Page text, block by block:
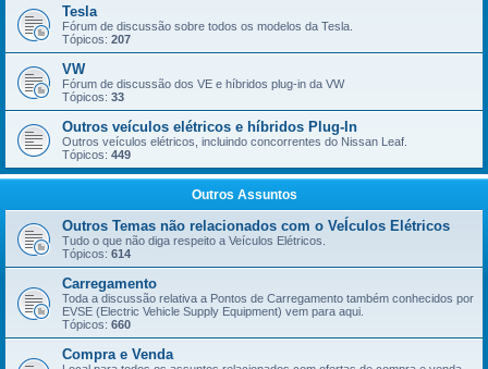
Tesla
Fórum de discussão sobre todos os modelos da Tesla.
Tópicos: 207
VW
Fórum de discussão dos VE e híbridos plug-in da VW
Tópicos: 33
Outros veículos elétricos e híbridos Plug-In
Outros veículos elétricos, incluindo concorrentes do Nissan Leaf.
Tópicos: 449
Outros Assuntos
Outros Temas não relacionados com o VeÍculos Elétricos
Tudo o que não diga respeito a Veículos Elétricos.
Tópicos: 614
Carregamento
Toda a discussão relativa a Pontos de Carregamento também conhecidos por
EVSE (Electric Vehicle Supply Equipment) vem para aqui.
Tópicos: 660
Compra e Venda